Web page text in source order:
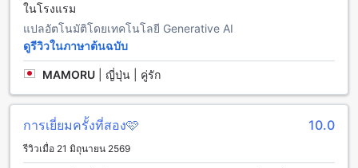
วิธีการเดินทางจากสนามบินสุวรรณภูมิสุดใกล้เคียงไปยังคุ้มพญา
รีสอร์ต แอนด์ สปา บูทิก คอลเลกชัน
สำหรับผู้ที่กำลังมองหาที่พักในเชียงใหม่ คุ้มพญา รีสอร์ต แอนด์
สปา บูทิก คอลเลกชันเป็นทางเลือกที่น่าสนใจ โดยสามารถเดิน
ทางมาถึงได้จากสนามบินสุวรรณภูมิ หรือสนามบินเชียงใหม่ โดย
หากเดินทางมาจากสนามบินสุวรรณภูมิ สามารถเลือกใช้บริการ
รถตู้ที่มีบริการรับส่งฟรีจากสนามบินไปยังคุ้มพญา รีสอร์ต แอนด์
สปา บูทิก คอลเลกชัน ที่จะใช้เวลาเดินทางประมาณ 1-2 ชั่วโมง
ในโรงแรม
แปลอัตโนมัติโดยเทคโนโลยี Generative AI
ดูรีวิวในภาษาต้นฉบับ
MAMORU ญี่ปุ่น | คู่รัก
การเยี่ยมครั้งที่สอง🩷 10.0
รีวิวเมื่อ 21 มิถุนายน 2569